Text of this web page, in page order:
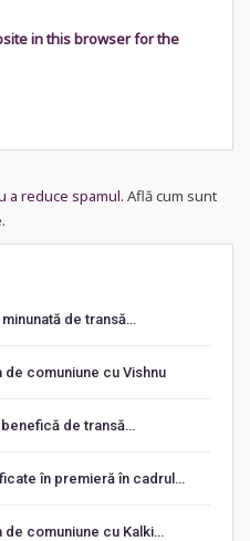
in this browser for the
a reduce spamul. Află cum sunt
.
de transă…
de comuniune cu Vishnu
de transă…
în premieră în cadrul…
de comuniune cu Kalki…